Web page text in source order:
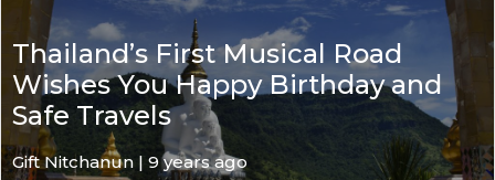
Thailand’s First Musical Road
Wishes You Happy Birthday and
Safe Travels
Gift Nitchanun | 9 years ago